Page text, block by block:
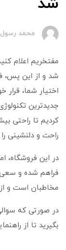
محمد رسول
مفتخریم اعلام
شد و از این پس،
اختیار شما، قرار
جدیدترین
کردیم تا راحتی
راحت و دلنشینی
در این فروشگاه،
فراهم شده و سعی
مخاطبان است و
در صورتی که
بگیرید تا از